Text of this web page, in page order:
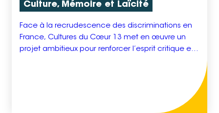
Culture, Mémoire et Laïcité
Face à la recrudescence des discriminations en
France, Cultures du Cœur 13 met en œuvre un
projet ambitieux pour renforcer l’esprit critique et
complètes seront organisées au Camp des Milles,